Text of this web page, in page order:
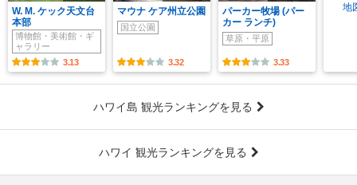
W. M. ケック天文台
本部
博物館・美術館・ギ
ャラリー
3.13
マウナ ケア州立公園
国立公園
3.32
パーカー牧場 (パー
カー ランチ)
草原・平原
3.33
地
ハワイ島 観光ランキングを見る
ハワイ 観光ランキングを見る